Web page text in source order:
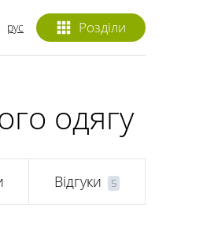
Розділи
рус
одягу
Відгуки 5